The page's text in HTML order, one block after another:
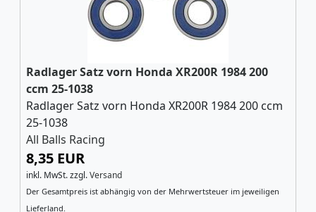
Radlager Satz vorn Honda XR200R 1984 200
ccm 25-1038
Radlager Satz vorn Honda XR200R 1984 200 ccm
25-1038
All Balls Racing
8,35 EUR
inkl. MwSt.zzgl.Versand
Der Gesamtpreis ist abhängig von der Mehrwertsteuer im jeweiligen
Lieferland.